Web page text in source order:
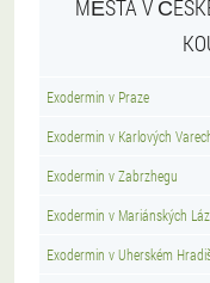
MĚSTA V
Exodermin v Praze
Exodermin v Karlových
Exodermin v Zabrzhegu
Exodermin v Mariánských
Exodermin v Uherském